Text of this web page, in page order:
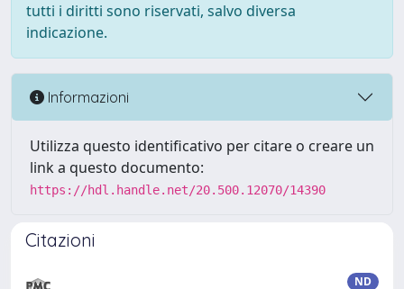
tutti i diritti sono riservati, salvo diversa
indicazione.
Informazioni
Utilizza questo identificativo per citare o creare un
link a questo documento:
https://hdl.handle.net/20.500.12070/14390
Citazioni
ND